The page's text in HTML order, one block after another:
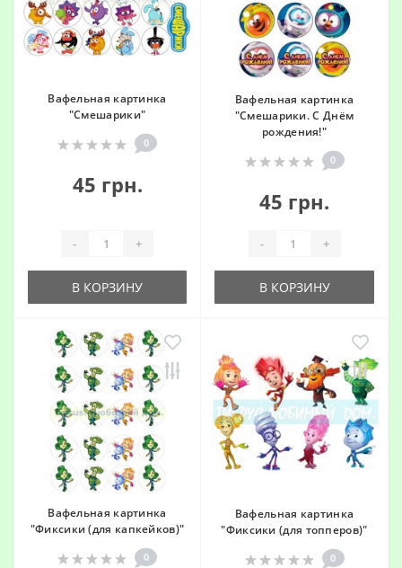
Вафельная картинка
"Смешарики"
0
45 грн.
- +
В КОРЗИНУ
Вафельная картинка
"Смешарики. С Днём
рождения!"
0
45 грн.
- +
В КОРЗИНУ
Вафельная картинка
"Фиксики (для капкейков)"
0
Вафельная картинка
"Фиксики (для топперов)"
0